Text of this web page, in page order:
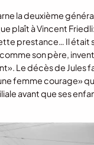
la deuxième
plaît à Vincent
prestance… Il était
son père,
Le décès de Jules
femme courage»
avant que ses